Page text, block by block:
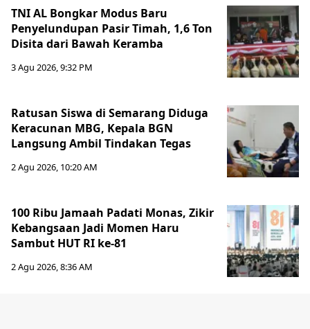
TNI AL Bongkar Modus Baru
Penyelundupan Pasir Timah, 1,6 Ton
Disita dari Bawah Keramba
3 Agu 2026, 9:32 PM
Ratusan Siswa di Semarang Diduga
Keracunan MBG, Kepala BGN
Langsung Ambil Tindakan Tegas
2 Agu 2026, 10:20 AM
100 Ribu Jamaah Padati Monas, Zikir
Kebangsaan Jadi Momen Haru
Sambut HUT RI ke-81
2 Agu 2026, 8:36 AM